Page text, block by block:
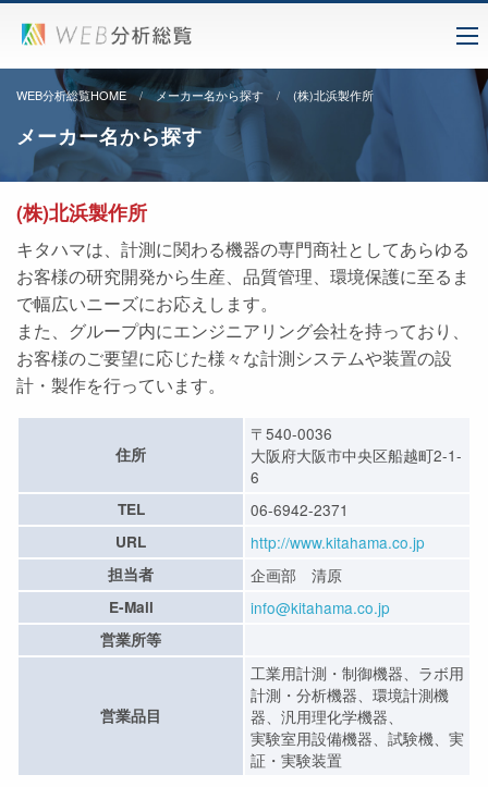
WEB分析総覧HOME メーカー名から探す (株)北浜製作所
メーカー名から探す
(株)北浜製作所
キタハマは、計測に関わる機器の専門商社としてあらゆる
お客様の研究開発から生産、品質管理、環境保護に至るま
で幅広いニーズにお応えします。
また、グループ内にエンジニアリング会社を持っており、
お客様のご要望に応じた様々な計測システムや装置の設
計・製作を行っています。
住所
〒540-0036
大阪府大阪市中央区船越町2-1-
6
TEL 06-6942-2371
URL http://www.kitahama.co.jp
担当者 企画部 清原
E-Mail info@kitahama.co.jp
営業所等
営業品目
工業用計測・制御機器、ラボ用
計測・分析機器、環境計測機
器、汎用理化学機器、
実験室用設備機器、試験機、実
証・実験装置